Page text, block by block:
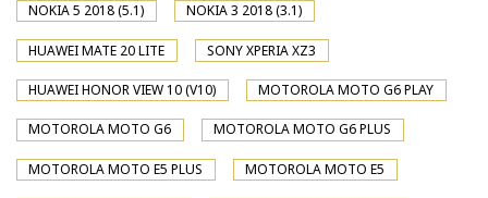
NOKIA 5 2018 (5.1) NOKIA 3 2018 (3.1)
HUAWEI MATE 20 LITE SONY XPERIA XZ3
HUAWEI HONOR VIEW 10 (V10) MOTOROLA MOTO G6 PLAY
MOTOROLA MOTO G6 MOTOROLA MOTO G6 PLUS
MOTOROLA MOTO E5 PLUS MOTOROLA MOTO E5